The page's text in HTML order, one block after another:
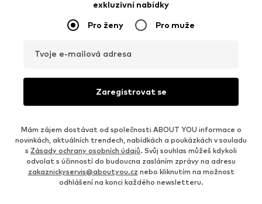
exkluzivní nabídky
Pro ženy Pro muže
Tvoje e-mailová adresa
Zaregistrovat se
Mám zájem dostávat od společnosti ABOUT YOU informace o
novinkách, aktuálních trendech, nabídkách a poukázkách v souladu
s Zásady ochrany osobních údajů. Svůj souhlas můžeš kdykoli
odvolat s účinností do budoucna zasláním zprávy na adresu
zakaznickyservis@aboutyou.cz nebo kliknutím na možnost
odhlášení na konci každého newsletteru.